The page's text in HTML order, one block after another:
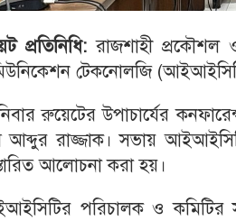
প্রতিনিধি:রাজশাহী প্রকৌশল ও
টেকনোলজি
রুয়েটের উপাচার্যের
রাজ্জাক। সভায়
আলোচনা করা হয়।
পরিচালক ও কমিটির